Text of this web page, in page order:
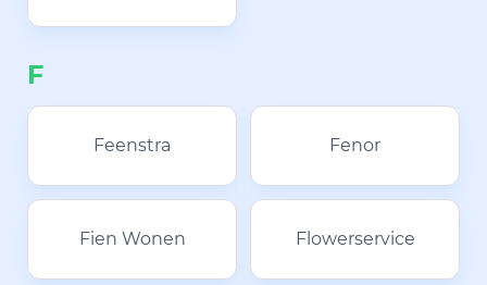
F
Feenstra Fenor
Fien Wonen Flowerservice